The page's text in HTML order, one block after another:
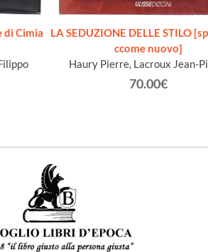
di Cimia
LA SEDUZIONE DELLE STILO
ccome nuovo]
Haury Pierre, Lacroux Jean-
70.00€